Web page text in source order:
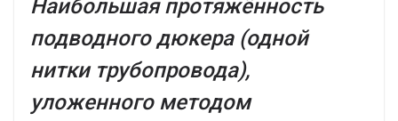
Наибольшая протяжённость
подводного дюкера (одной
нитки трубопровода),
уложенного методом